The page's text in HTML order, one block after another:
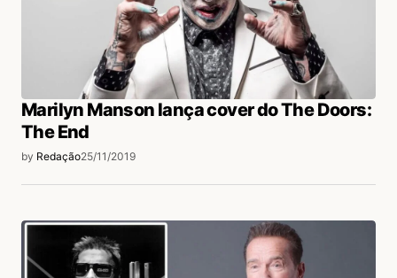
Marilyn Manson lança cover do The Doors:
The End
by Redação25/11/2019